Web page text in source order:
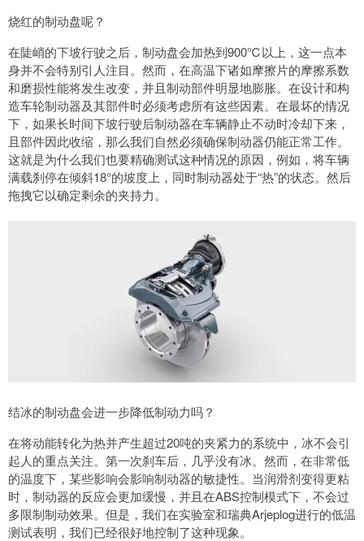
烧红的制动盘呢？
在陡峭的下坡行驶之后，制动盘会加热到900℃以上，这一点本
身并不会特别引人注目。然而，在高温下诸如摩擦片的摩擦系数
和磨损性能将发生改变，并且制动部件明显地膨胀。在设计和构
造车轮制动器及其部件时必须考虑所有这些因素。在最坏的情况
下，如果长时间下坡行驶后制动器在车辆静止不动时冷却下来，
且部件因此收缩，那么我们自然必须确保制动器仍能正常工作。
这就是为什么我们也要精确测试这种情况的原因，例如，将车辆
满载刹停在倾斜18°的坡度上，同时制动器处于“热”的状态。然后
拖拽它以确定剩余的夹持力。
结冰的制动盘会进一步降低制动力吗？
在将动能转化为热并产生超过20吨的夹紧力的系统中，冰不会引
起人的重点关注。第一次刹车后，几乎没有冰。然而，在非常低
的温度下，某些影响会影响制动器的敏捷性。当润滑剂变得更粘
时，制动器的反应会更加缓慢，并且在ABS控制模式下，不会过
多限制制动效果。但是，我们在实验室和瑞典Arjeplog进行的低温
测试表明，我们已经很好地控制了这种现象。